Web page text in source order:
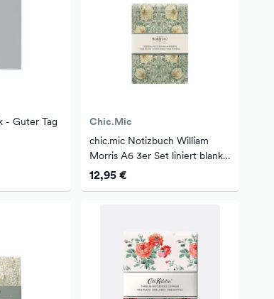
- Guter Tag
Chic.Mic
chic.mic Notizbuch William
Morris A6 3er Set liniert blanko
gepunktet
12,95 €